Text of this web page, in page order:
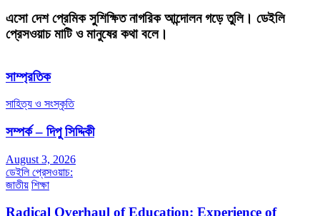
এসো দেশ প্রেমিক সুশিক্ষিত নাগরিক আন্দোলন গড়ে তুলি। ডেইলি
প্রেসওয়াচ মাটি ও মানুষের কথা বলে।
সাম্প্রতিক
সাহিত্য ও সংস্কৃতি
সম্পর্ক – দিপু সিদ্দিকী
August 3, 2026
ডেইলি প্রেসওয়াচ:
জাতীয় শিক্ষা
Radical Overhaul of Education: Experience of